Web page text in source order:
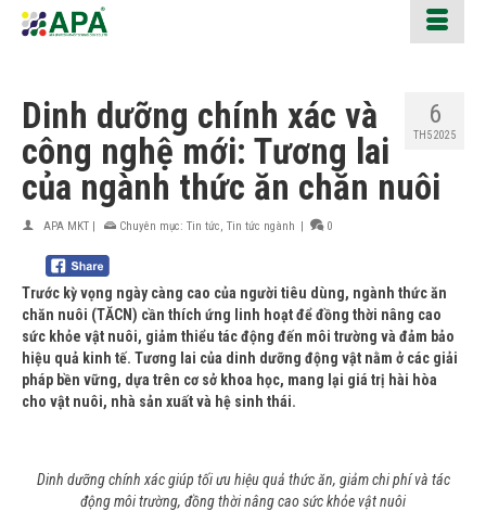
6
TH5 2025
Dinh dưỡng chính xác và
công nghệ mới: Tương lai
của ngành thức ăn chăn nuôi
APA MKT | Chuyên mục: Tin tức, Tin tức ngành | 0
Trước kỳ vọng ngày càng cao của người tiêu dùng, ngành thức ăn
chăn nuôi (TĂCN) cần thích ứng linh hoạt để đồng thời nâng cao
sức khỏe vật nuôi, giảm thiểu tác động đến môi trường và đảm bảo
hiệu quả kinh tế. Tương lai của dinh dưỡng động vật nằm ở các giải
pháp bền vững, dựa trên cơ sở khoa học, mang lại giá trị hài hòa
cho vật nuôi, nhà sản xuất và hệ sinh thái.
Dinh dưỡng chính xác giúp tối ưu hiệu quả thức ăn, giảm chi phí và tác
động môi trường, đồng thời nâng cao sức khỏe vật nuôi